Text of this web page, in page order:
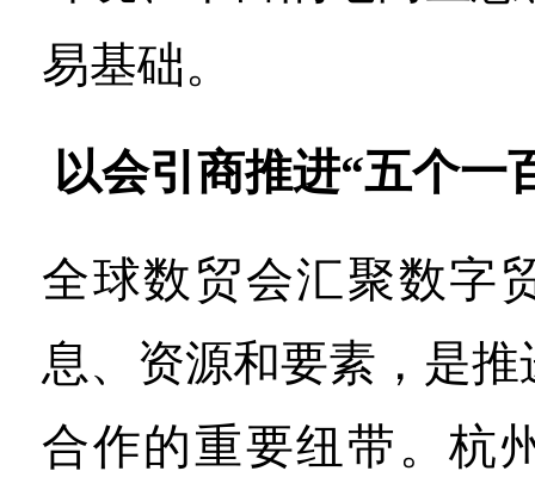
易基础。
以会引商推进“五个一
全球数贸会汇聚数字
息、资源和要素，是
合作的重要纽带。杭